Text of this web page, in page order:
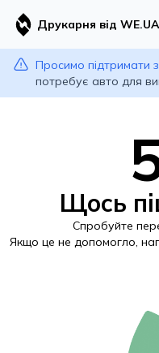
Друкарня від WE.UA
Просимо підтримати
потребує авто для
Щось
Спробуйте
Якщо це не допомогло,